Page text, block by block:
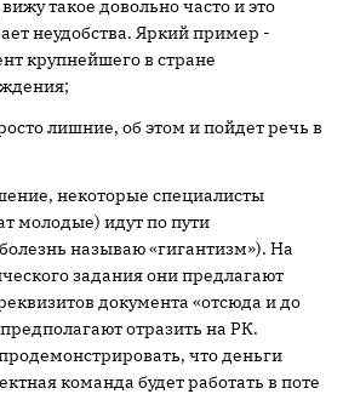
такое довольно часто и это
неудобства. Яркий пример -
крупнейшего в стране
лишние, об этом и пойдет речь в
некоторые специалисты
молодые) идут по пути
называю «гигантизм»). На
задания они предлагают
документа «отсюда и до
отразить на РК.
что деньги
команда будет работать в поте